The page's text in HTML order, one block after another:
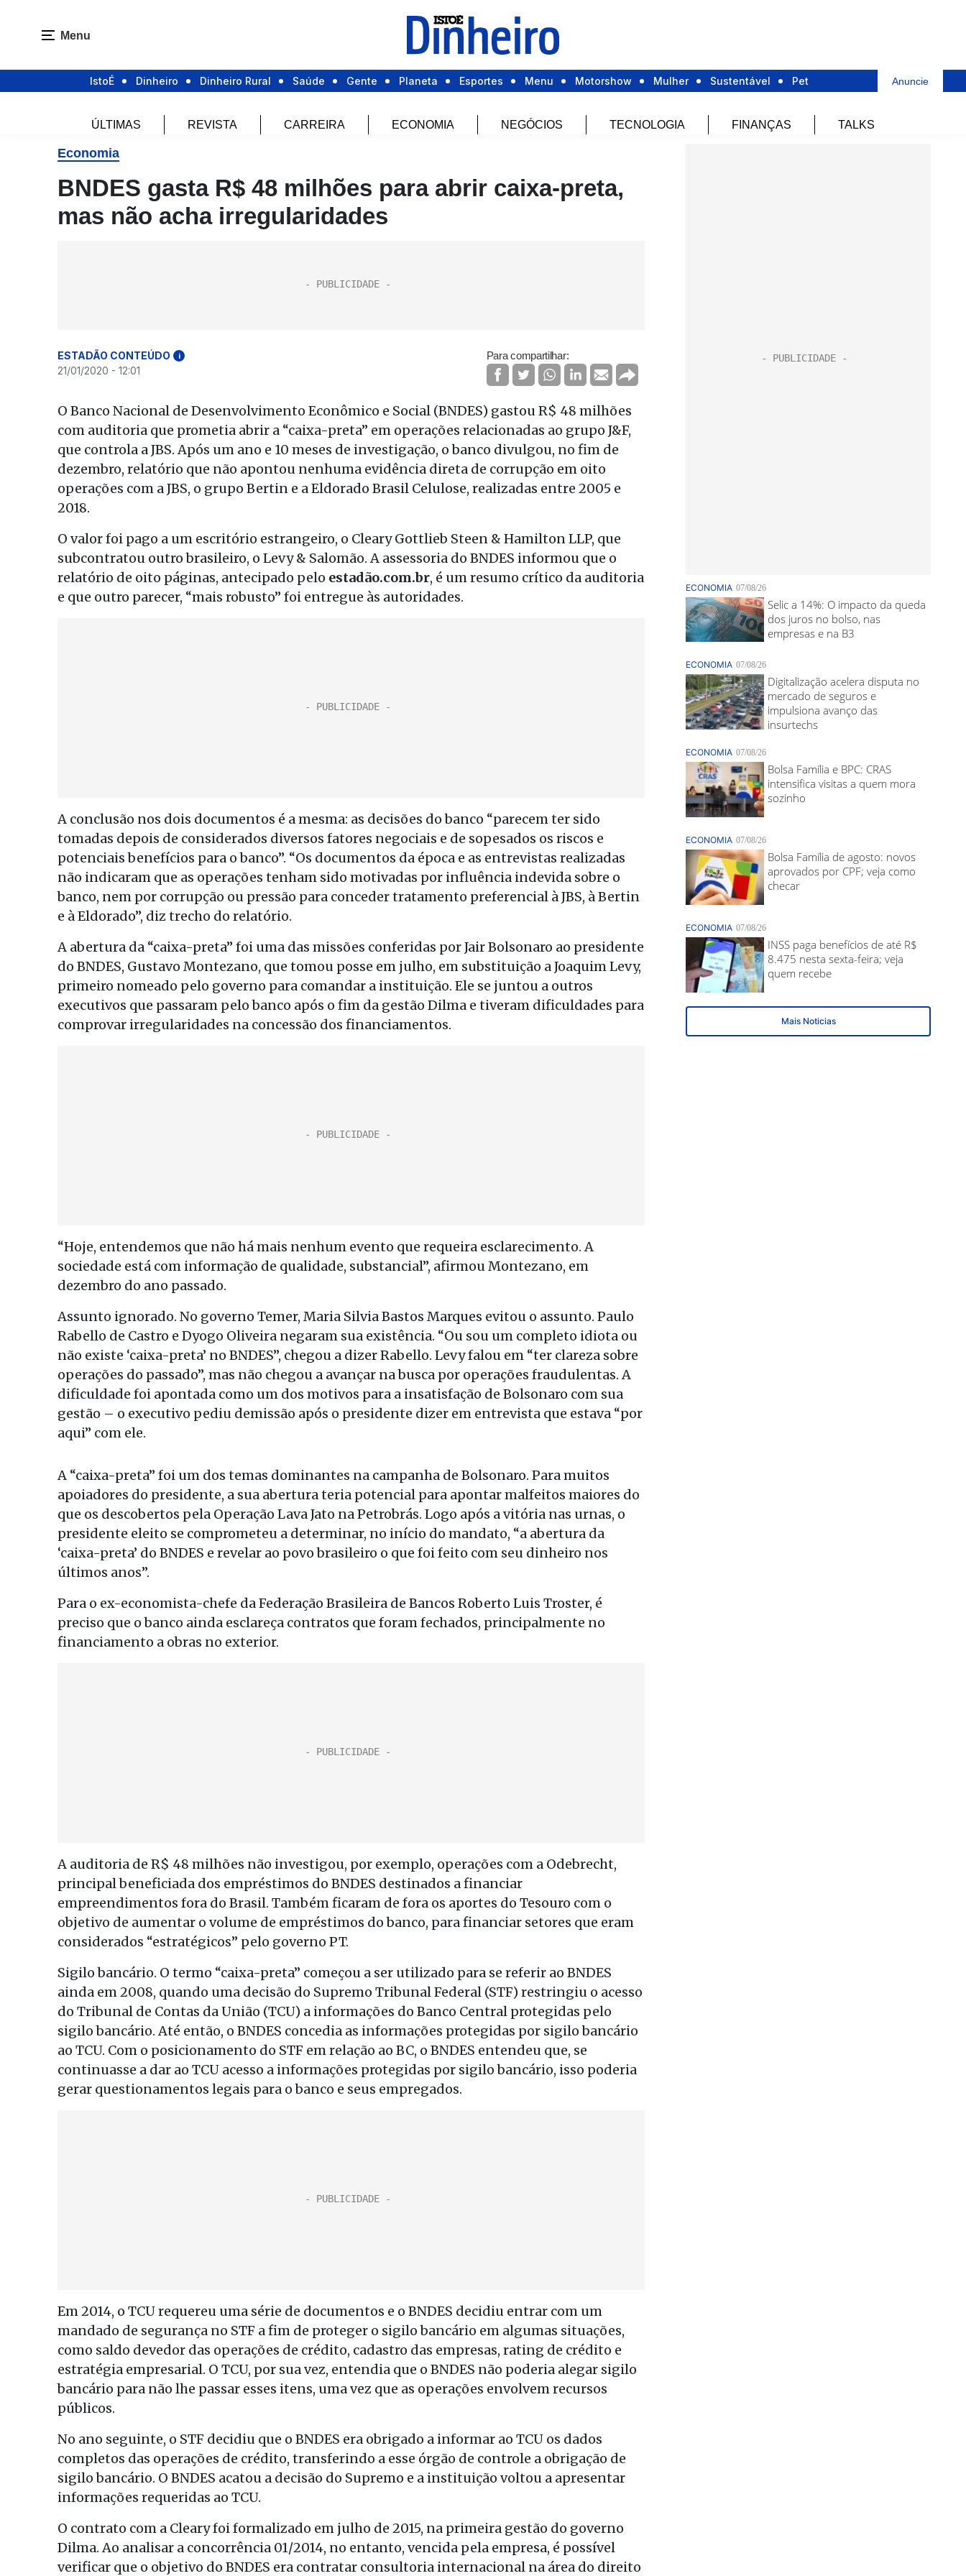
Menu
IstoÉ Dinheiro Dinheiro Rural Saúde Gente Planeta Esportes Menu Motorshow Mulher Sustentável Pet Anuncie
ÚLTIMAS REVISTA CARREIRA ECONOMIA NEGÓCIOS TECNOLOGIA FINANÇAS TALKS
Economia
BNDES gasta R$ 48 milhões para abrir caixa-preta,
mas não acha irregularidades
ESTADÃO CONTEÚDO i
21/01/2020 - 12:01
Para compartilhar:
O Banco Nacional de Desenvolvimento Econômico e Social (BNDES) gastou R$ 48 milhões
com auditoria que prometia abrir a “caixa-preta” em operações relacionadas ao grupo J&F,
que controla a JBS. Após um ano e 10 meses de investigação, o banco divulgou, no fim de
dezembro, relatório que não apontou nenhuma evidência direta de corrupção em oito
operações com a JBS, o grupo Bertin e a Eldorado Brasil Celulose, realizadas entre 2005 e
2018.
O valor foi pago a um escritório estrangeiro, o Cleary Gottlieb Steen & Hamilton LLP, que
subcontratou outro brasileiro, o Levy & Salomão. A assessoria do BNDES informou que o
relatório de oito páginas, antecipado pelo estadão.com.br, é um resumo crítico da auditoria
e que outro parecer, “mais robusto” foi entregue às autoridades.
A conclusão nos dois documentos é a mesma: as decisões do banco “parecem ter sido
tomadas depois de considerados diversos fatores negociais e de sopesados os riscos e
potenciais benefícios para o banco”. “Os documentos da época e as entrevistas realizadas
não indicaram que as operações tenham sido motivadas por influência indevida sobre o
banco, nem por corrupção ou pressão para conceder tratamento preferencial à JBS, à Bertin
e à Eldorado”, diz trecho do relatório.
A abertura da “caixa-preta” foi uma das missões conferidas por Jair Bolsonaro ao presidente
do BNDES, Gustavo Montezano, que tomou posse em julho, em substituição a Joaquim Levy,
primeiro nomeado pelo governo para comandar a instituição. Ele se juntou a outros
executivos que passaram pelo banco após o fim da gestão Dilma e tiveram dificuldades para
comprovar irregularidades na concessão dos financiamentos.
“Hoje, entendemos que não há mais nenhum evento que requeira esclarecimento. A
sociedade está com informação de qualidade, substancial”, afirmou Montezano, em
dezembro do ano passado.
Assunto ignorado. No governo Temer, Maria Silvia Bastos Marques evitou o assunto. Paulo
Rabello de Castro e Dyogo Oliveira negaram sua existência. “Ou sou um completo idiota ou
não existe ‘caixa-preta’ no BNDES”, chegou a dizer Rabello. Levy falou em “ter clareza sobre
operações do passado”, mas não chegou a avançar na busca por operações fraudulentas. A
dificuldade foi apontada como um dos motivos para a insatisfação de Bolsonaro com sua
gestão – o executivo pediu demissão após o presidente dizer em entrevista que estava “por
aqui” com ele.
A “caixa-preta” foi um dos temas dominantes na campanha de Bolsonaro. Para muitos
apoiadores do presidente, a sua abertura teria potencial para apontar malfeitos maiores do
que os descobertos pela Operação Lava Jato na Petrobrás. Logo após a vitória nas urnas, o
presidente eleito se comprometeu a determinar, no início do mandato, “a abertura da
‘caixa-preta’ do BNDES e revelar ao povo brasileiro o que foi feito com seu dinheiro nos
últimos anos”.
Para o ex-economista-chefe da Federação Brasileira de Bancos Roberto Luis Troster, é
preciso que o banco ainda esclareça contratos que foram fechados, principalmente no
financiamento a obras no exterior.
A auditoria de R$ 48 milhões não investigou, por exemplo, operações com a Odebrecht,
principal beneficiada dos empréstimos do BNDES destinados a financiar
empreendimentos fora do Brasil. Também ficaram de fora os aportes do Tesouro com o
objetivo de aumentar o volume de empréstimos do banco, para financiar setores que eram
considerados “estratégicos” pelo governo PT.
Sigilo bancário. O termo “caixa-preta” começou a ser utilizado para se referir ao BNDES
ainda em 2008, quando uma decisão do Supremo Tribunal Federal (STF) restringiu o acesso
do Tribunal de Contas da União (TCU) a informações do Banco Central protegidas pelo
sigilo bancário. Até então, o BNDES concedia as informações protegidas por sigilo bancário
ao TCU. Com o posicionamento do STF em relação ao BC, o BNDES entendeu que, se
continuasse a dar ao TCU acesso a informações protegidas por sigilo bancário, isso poderia
gerar questionamentos legais para o banco e seus empregados.
Em 2014, o TCU requereu uma série de documentos e o BNDES decidiu entrar com um
mandado de segurança no STF a fim de proteger o sigilo bancário em algumas situações,
como saldo devedor das operações de crédito, cadastro das empresas, rating de crédito e
estratégia empresarial. O TCU, por sua vez, entendia que o BNDES não poderia alegar sigilo
bancário para não lhe passar esses itens, uma vez que as operações envolvem recursos
públicos.
No ano seguinte, o STF decidiu que o BNDES era obrigado a informar ao TCU os dados
completos das operações de crédito, transferindo a esse órgão de controle a obrigação de
sigilo bancário. O BNDES acatou a decisão do Supremo e a instituição voltou a apresentar
informações requeridas ao TCU.
O contrato com a Cleary foi formalizado em julho de 2015, na primeira gestão do governo
Dilma. Ao analisar a concorrência 01/2014, no entanto, vencida pela empresa, é possível
verificar que o objetivo do BNDES era contratar consultoria internacional na área do direito